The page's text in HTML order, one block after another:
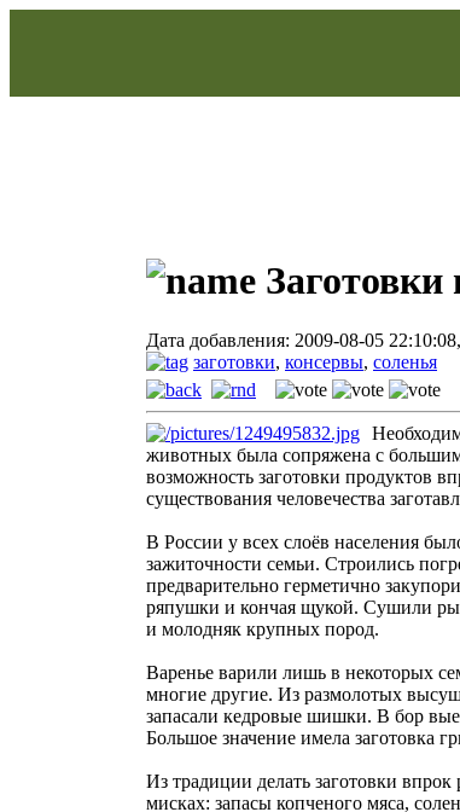
Заготовки
Дата добавления: 2009-08-05
заготовки, консервы, соленья
животных была сопряжена с
возможность заготовки продуктов
существования человечества
В России у всех слоёв населения
зажиточности семьи. Строились
предварительно герметично
ряпушки и кончая щукой. Сушили
и молодняк крупных пород.
Варенье варили лишь в некоторых
многие другие. Из размолотых
запасали кедровые шишки. В бор
Большое значение имела заготовка
Из традиции делать заготовки
мисках: запасы копченого мяса,